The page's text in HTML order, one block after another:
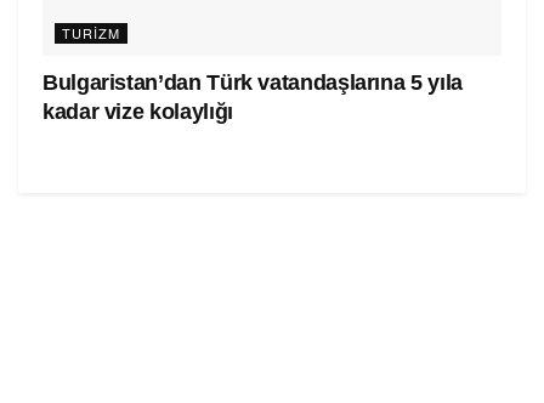
TURIZM
Bulgaristan’dan Türk vatandaşlarına 5 yıla
kadar vize kolaylığı